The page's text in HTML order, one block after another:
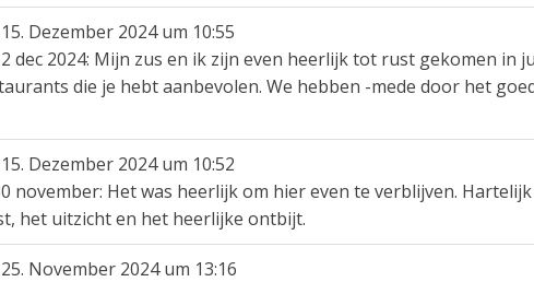
15. Dezember 2024 um 10:55
dec 2024: Mijn zus en ik zijn even heerlijk tot rust gekomen in
die je hebt aanbevolen. We hebben -mede door het
15. Dezember 2024 um 10:52
november: Het was heerlijk om hier even te verblijven.
het uitzicht en het heerlijke ontbijt.
25. November 2024 um 13:16